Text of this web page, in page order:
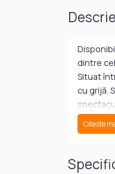
dintre
Situat
cu grijă.
parcare
Citeste